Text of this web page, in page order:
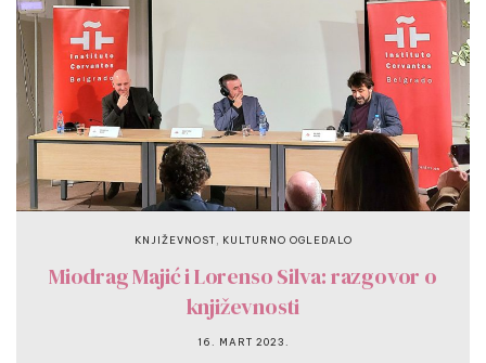
KNJIŽEVNOST KULTURNO OGLEDALO
Miodrag Majić i Lorenso Silva: razgovor o
književnosti
16. MART 2023.